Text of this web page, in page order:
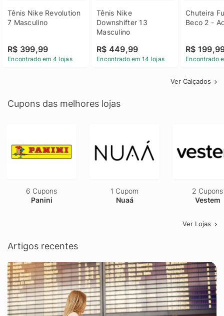
Tênis Nike Revolution
7 Masculino
R$ 399,99
Encontrado em 4 lojas
Tênis Nike
Downshifter 13
Masculino
R$ 449,99
Encontrado em 14 lojas
Chuteira
Beco 2 -
R$
Encontrado
Ver Calçados
Cupons das melhores lojas
6 Cupons
Panini
1 Cupom
Nuaá
2 Cupons
Vestem
Ver Lojas
Artigos recentes